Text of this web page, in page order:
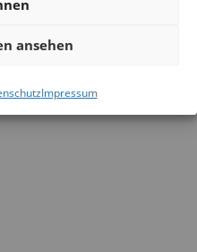
ansehen
Impressum